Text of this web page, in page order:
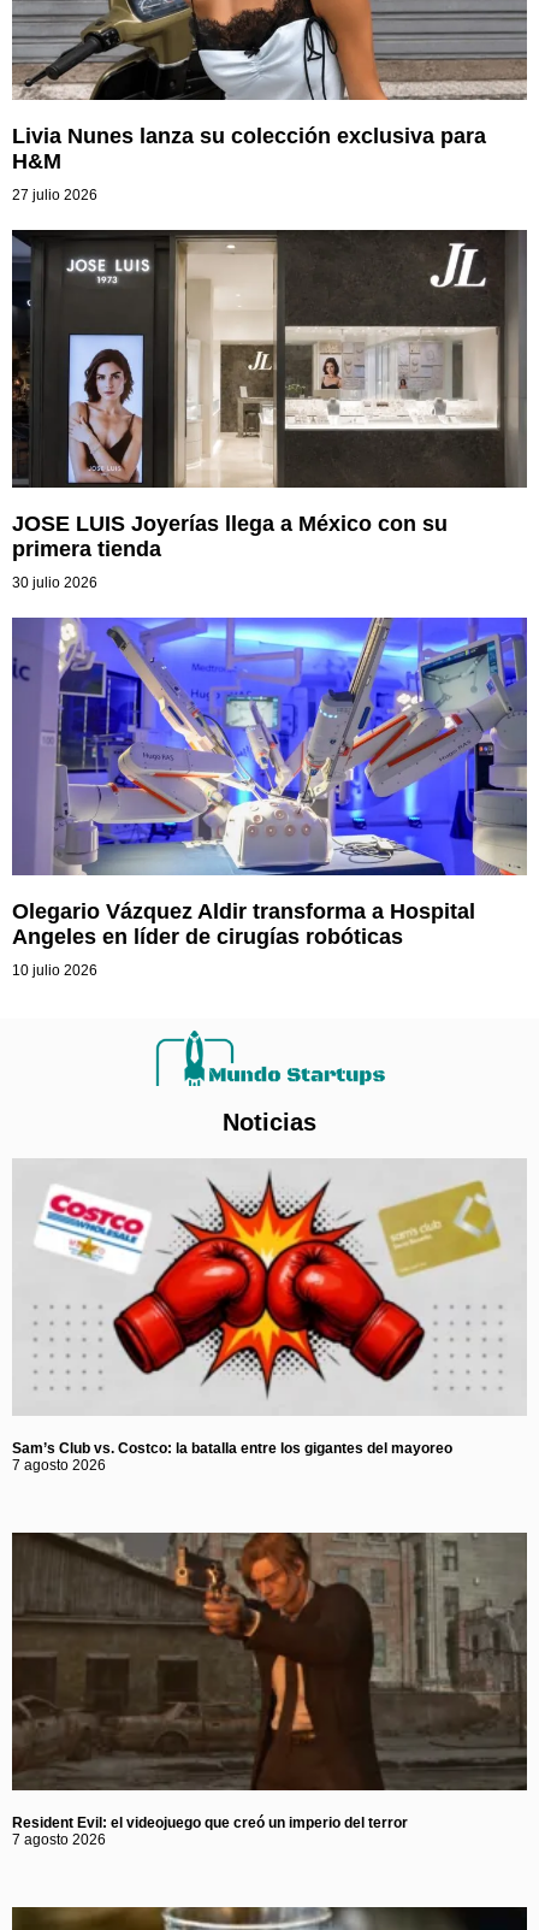
Livia Nunes lanza su colección exclusiva para
H&M
27 julio 2026
JOSE LUIS Joyerías llega a México con su
primera tienda
30 julio 2026
Olegario Vázquez Aldir transforma a Hospital
Angeles en líder de cirugías robóticas
10 julio 2026
Noticias
Sam’s Club vs. Costco: la batalla entre los gigantes del mayoreo
7 agosto 2026
Resident Evil: el videojuego que creó un imperio del terror
7 agosto 2026